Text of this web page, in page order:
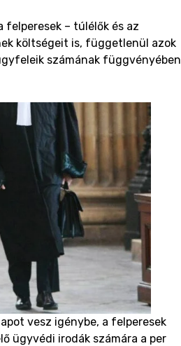
– túlélők és az
költségeit is, függetlenül azok
számának függvényében
vesz igénybe, a felperesek
ügyvédi irodák számára a per